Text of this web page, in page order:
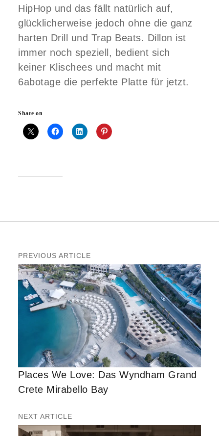
HipHop und das fällt natürlich auf,
glücklicherweise jedoch ohne die ganz
harten Drill und Trap Beats. Dillon ist
immer noch speziell, bedient sich
keiner Klischees und macht mit
6abotage die perfekte Platte für jetzt.
Share on
PREVIOUS ARTICLE
Places We Love: Das Wyndham Grand
Crete Mirabello Bay
NEXT ARTICLE